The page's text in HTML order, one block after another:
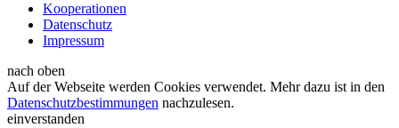
Kooperationen
Datenschutz
Impressum
nach oben
Auf der Webseite werden Cookies verwendet. Mehr dazu ist in den
Datenschutzbestimmungen nachzulesen.
einverstanden